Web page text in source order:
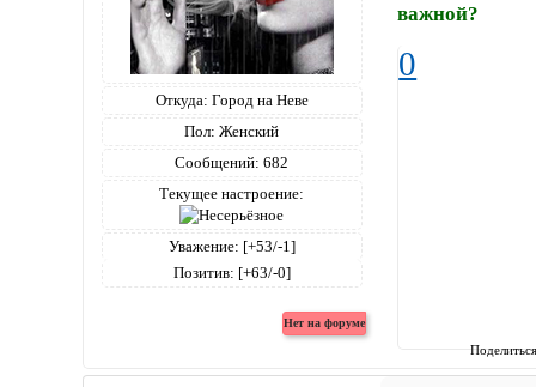
Откуда: Город на Неве
Пол: Женский
Сообщений: 682
Текущее настроение:
Уважение: [+53/-1]
Позитив: [+63/-0]
важной?
0